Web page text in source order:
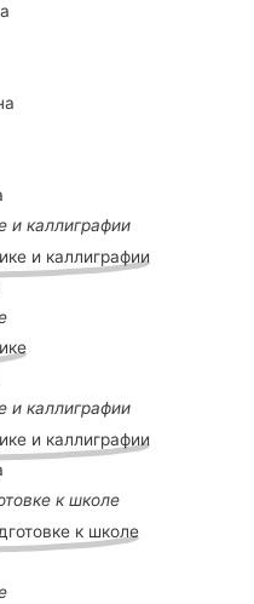
и каллиграфии
и каллиграфии
к школе